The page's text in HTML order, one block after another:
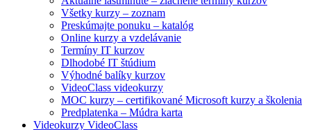
Všetky kurzy – zoznam
Preskúmajte ponuku – katalóg
Online kurzy a vzdelávanie
Termíny IT kurzov
Dlhodobé IT štúdium
Výhodné balíky kurzov
VideoClass videokurzy
MOC kurzy – certifikované Microsoft kurzy a školenia
Predplatenka – Múdra karta
Videokurzy VideoClass